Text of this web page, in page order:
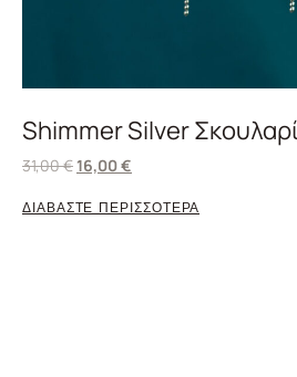
Shimmer Silver
31,00€ 16,00€
ΔΙΑΒΑΣΤΕ ΠΕΡΙΣΣΟΤΕΡΑ